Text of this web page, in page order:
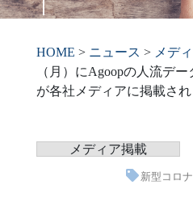
HOME > ニュース > メデ
（月）にAgoopの人流デ
が各社メディアに掲載さ
メディア掲載
新型コロ